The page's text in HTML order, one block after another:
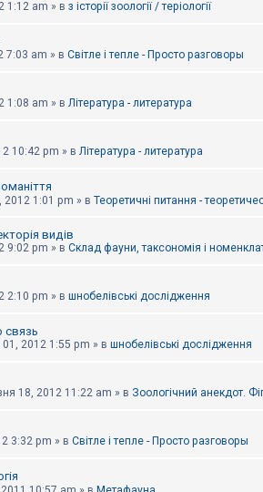
1:12 am » в з історії зоології / теріології
7:03 am » в Світле і тепле - Просто разговоры
1:08 am » в Література - литература
10:42 pm » в Література - литература
2012 1:01 pm » в Теоретичні питання -
видів
9:02 pm » в Склад фауни, таксономія і
2:10 pm » в шнобелівські дослідження
связь
01, 2012 1:55 pm » в шнобелівські дослідження
18, 2012 11:22 am » в Зоологічний анекдот.
3:32 pm » в Світле і тепле - Просто разговоры